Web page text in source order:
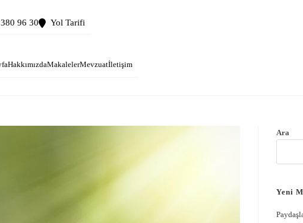
96 30 Yol Tarifi
HakkımızdaMakalelerMevzuatİletişim
Ara
Yeni